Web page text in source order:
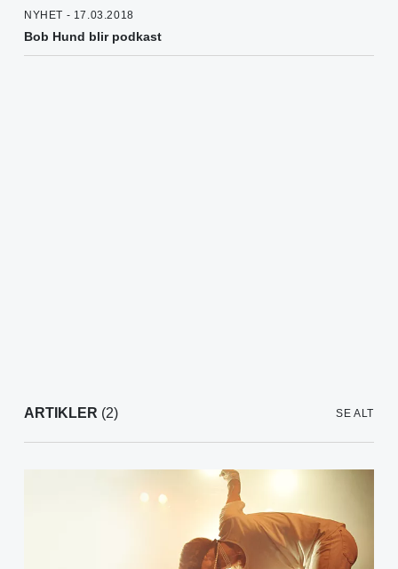
NYHET - 17.03.2018
Bob Hund blir podkast
ARTIKLER (2) SE ALT